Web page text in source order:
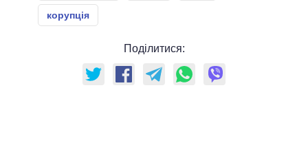
корупція
Поділитися: